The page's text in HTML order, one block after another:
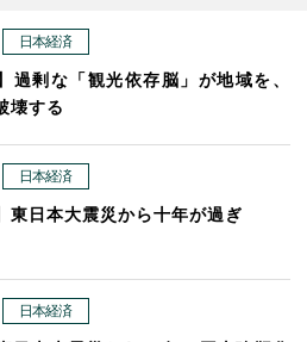
日本経済
過剰な「観光依存脳」が地域を、
壊する
日本経済
東日本大震災から十年が過ぎ
日本経済